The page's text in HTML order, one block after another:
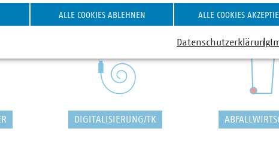
DIGITALISIERUNG/TK
ALLE COOKIES ABLEHNEN ALLE COOKIES
Datenschutzerklärung